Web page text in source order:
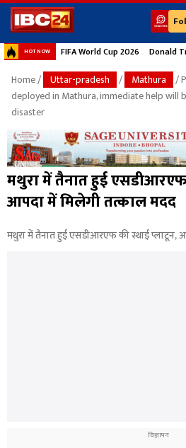
HOT NOW FIFA World Cup 2026 Donald
Home/ Uttar-pradesh / Mathura
/
deployed in Mathura, immediate help will
disaster
मथुरा में तैनात हुई
आपदा में मिलेगी तत्काल मदद
मथुरा में तैनात हुई एसडीआरएफ की स्थाई प्लाटून,